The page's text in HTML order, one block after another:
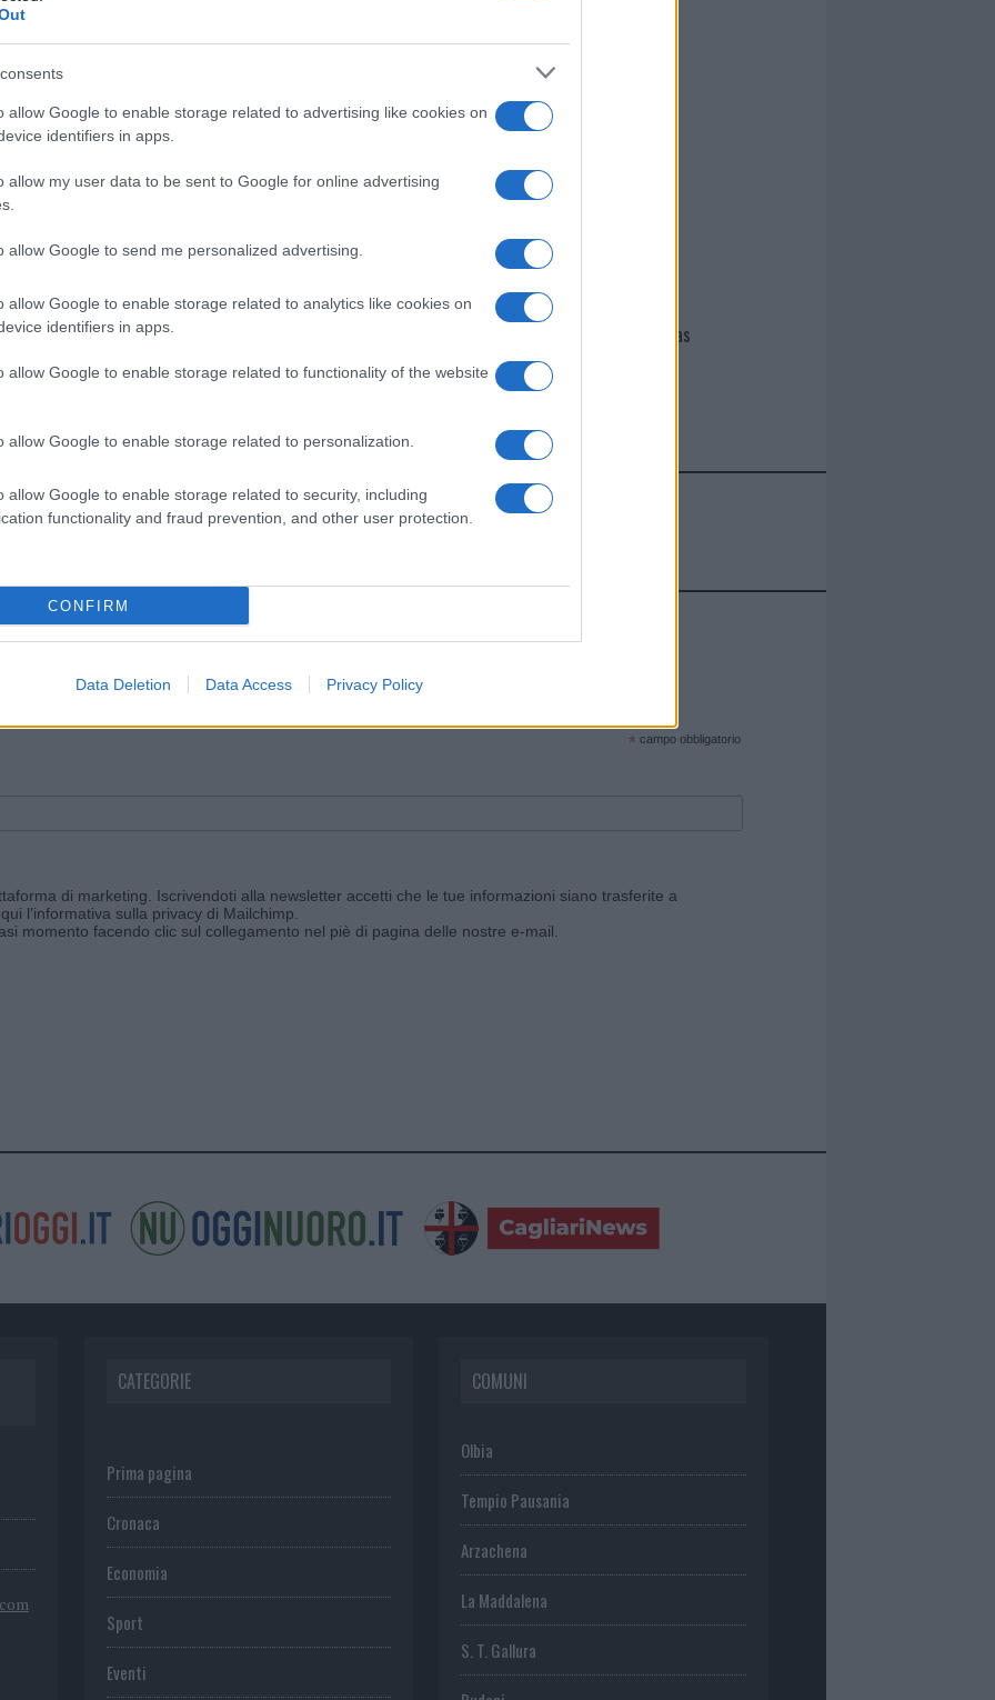
allow Google to enable storage related to advertising like cookies on
identifiers in apps.
allow my user data to be sent to Google for online advertising
allow Google to send me personalized advertising.
allow Google to enable storage related to analytics like cookies on
identifiers in apps.
allow Google to enable storage related to functionality of the website
allow Google to enable storage related to personalization.
allow Google to enable storage related to security, including
functionality and fraud prevention, and other user protection.
CONFIRM
Data Deletion Data Access Privacy Policy
I nostri cari
I nostri cari
Giovannimaria Cabras
Invia un Comunicato Stampa|Pubblicità|Segnala
e ricevi le nostre email periodiche contenenti le ultime notizie pubblicate sul sito web!
* campo obbligatorio
di marketing. Iscrivendoti alla newsletter accetti che le tue informazioni siano trasferite a
l'informativa sulla privacy di Mailchimp
momento facendo clic sul collegamento nel piè di pagina delle nostre e-mail.
CATEGORIE
Prima pagina
Cronaca
Economia
Sport
Eventi
COMUNI
Olbia
Tempio Pausania
Arzachena
La Maddalena
S. T. Gallura